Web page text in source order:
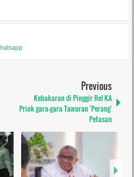
Previous
Kebakaran di Pinggir Rel KA
Priok gara-gara Tawuran 'Perang'
Petasan